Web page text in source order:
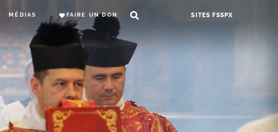
MÉDIAS FAIRE UN DON SITES FSSPX